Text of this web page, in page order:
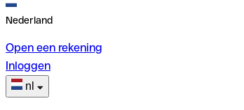
Nederland
Open een rekening
Inloggen
nl